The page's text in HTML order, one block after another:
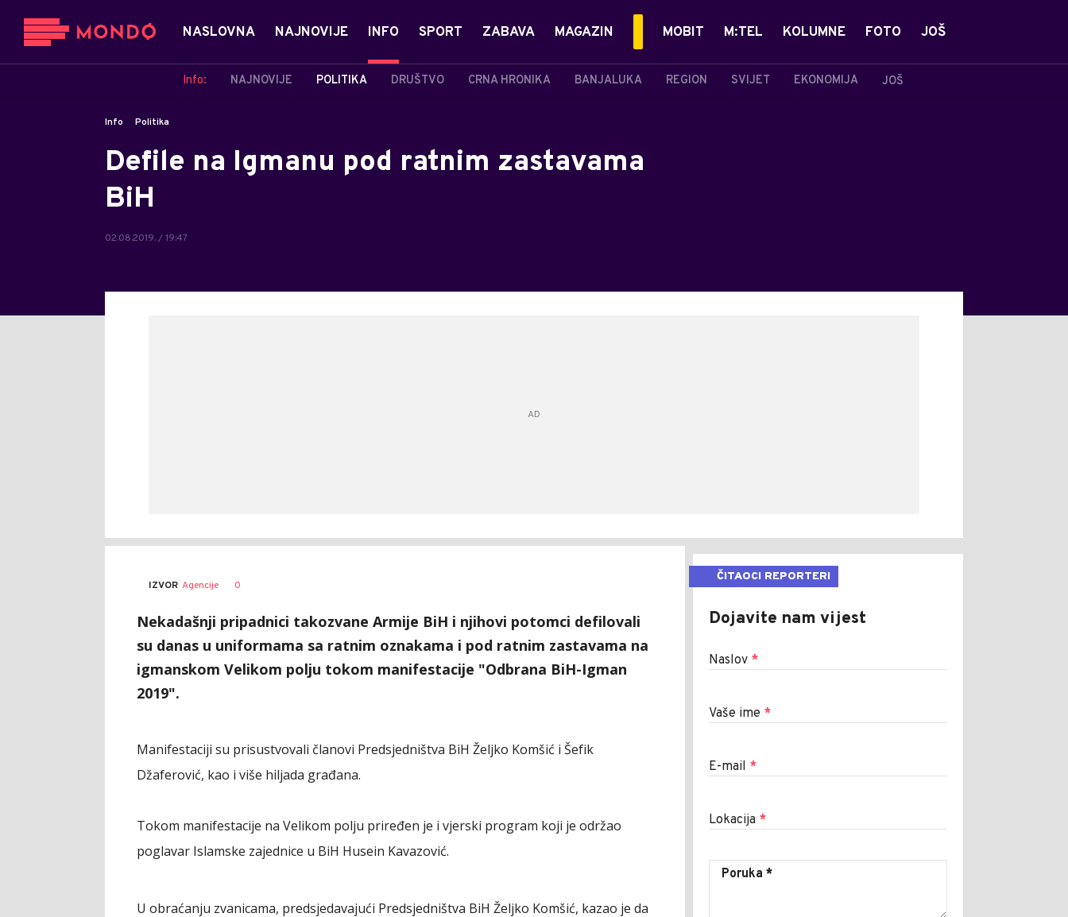
NASLOVNA NAJNOVIJE INFO
Info: NAJNOVIJE POLITIKA DRUŠTVO CRNA HRONIKA BANJALUKA REGION SVIJET EKONOMIJA JOŠ
SPORT ZABAVA MAGAZIN MOBIT M:TEL KOLUMNE FOTO JOŠ
Info Politika
Defile na Igmanu pod ratnim zastavama
BiH
02.08.2019. / 19:47
AUTORISRNA
1
FenaIZVOR Agencije 0
Nekadašnji pripadnici takozvane Armije BiH i njihovi potomci defilovali
su danas u uniformama sa ratnim oznakama i pod ratnim zastavama na
igmanskom Velikom polju tokom manifestacije "Odbrana BiH-Igman
2019".
Manifestaciji su prisustvovali članovi Predsjedništva BiH Željko Komšić i Šefik
Džaferović, kao i više hiljada građana.
Tokom manifestacije na Velikom polju priređen je i vjerski program koji je održao
poglavar Islamske zajednice u BiH Husein Kavazović.
U obraćanju zvanicama, predsjedavajući Predsjedništva BiH Željko Komšić, kazao je da
ČITAOCI REPORTERI
Dojavite nam vijest
Naslov *
Vaše ime *
E-mail *
Lokacija *